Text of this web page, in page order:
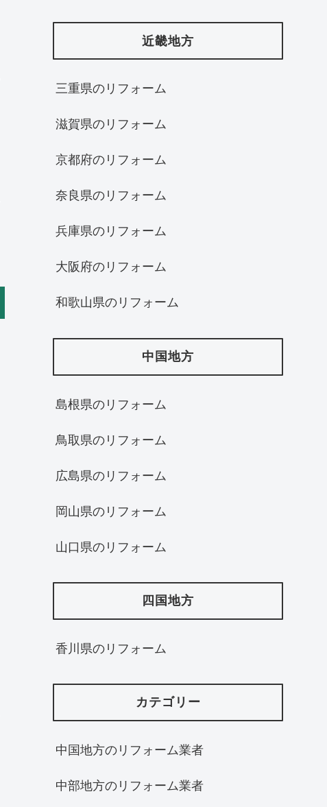
近畿地方
三重県のリフォーム
滋賀県のリフォーム
京都府のリフォーム
奈良県のリフォーム
兵庫県のリフォーム
大阪府のリフォーム
和歌山県のリフォーム
中国地方
島根県のリフォーム
鳥取県のリフォーム
広島県のリフォーム
岡山県のリフォーム
山口県のリフォーム
四国地方
香川県のリフォーム
カテゴリー
中国地方のリフォーム業者
中部地方のリフォーム業者